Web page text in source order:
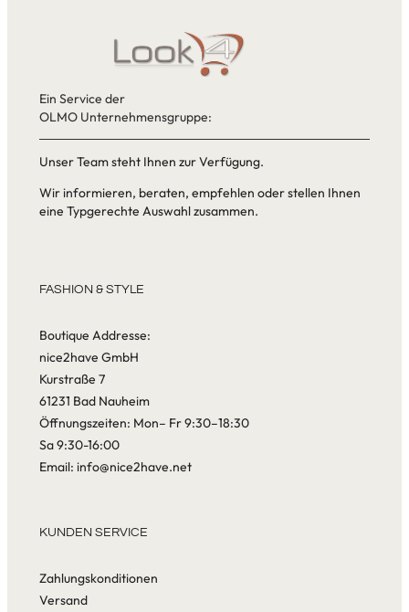
Ein Service der
OLMO Unternehmensgruppe:
Unser Team steht Ihnen zur Verfügung.
Wir informieren, beraten, empfehlen oder stellen Ihnen
eine Typgerechte Auswahl zusammen.
FASHION & STYLE
Boutique Addresse:
nice2have GmbH
Kurstraße 7
61231 Bad Nauheim
Öffnungszeiten: Mon– Fr 9:30–18:30
Sa 9:30-16:00
Email: info@nice2have.net
KUNDEN SERVICE
Zahlungskonditionen
Versand